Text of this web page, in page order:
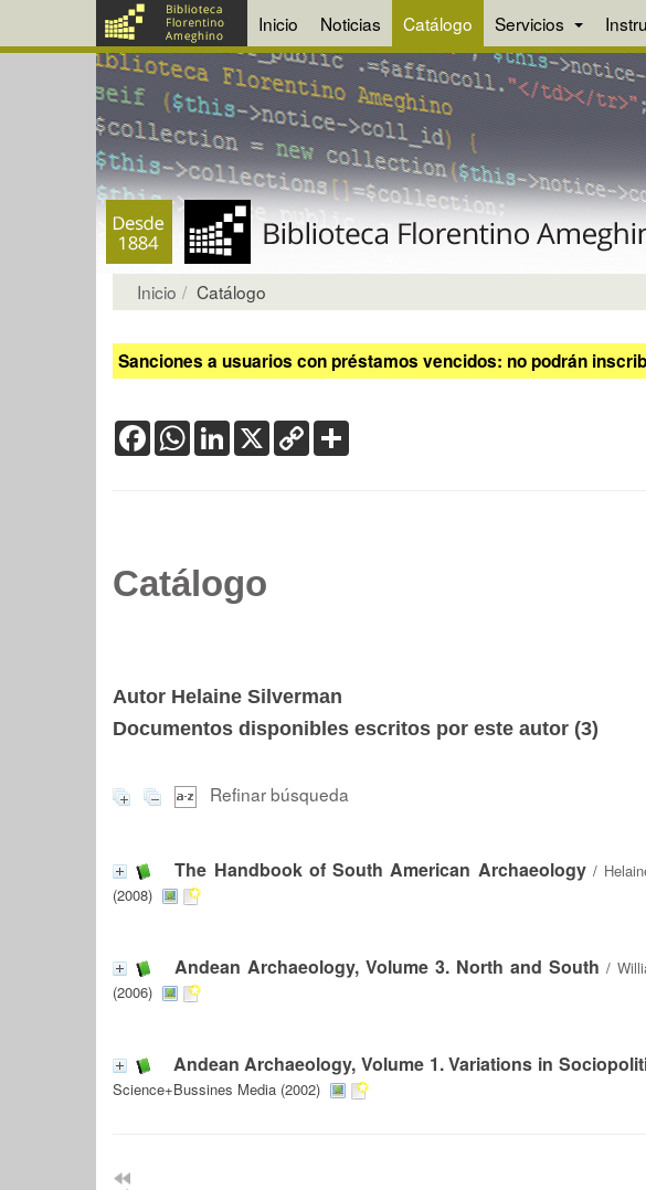
Inicio Noticias Catálogo Servicios
Inicio Catálogo
Sanciones a usuarios con préstamos vencidos: no podrán
FacebookWhatsApp
LinkedIn
X Copy
Link
Catálogo
Autor Helaine Silverman
Documentos disponibles escritos por este autor (3)
Refinar búsqueda
The Handbook of South American Archaeology/
(2008)
Andean Archaeology, Volume 3. North and South /
(2006)
Andean Archaeology, Volume 1. Variations in
Science+Bussines Media (2002)